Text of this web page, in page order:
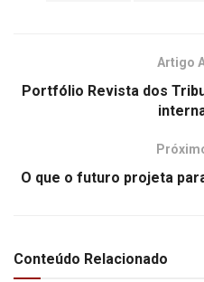
Artigo
Portfólio Revista dos
O que o futuro projeta
Conteúdo Relacionado